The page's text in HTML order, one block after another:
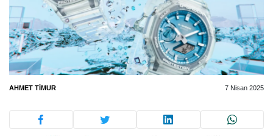
AHMET TIMUR 7 Nisan 2025